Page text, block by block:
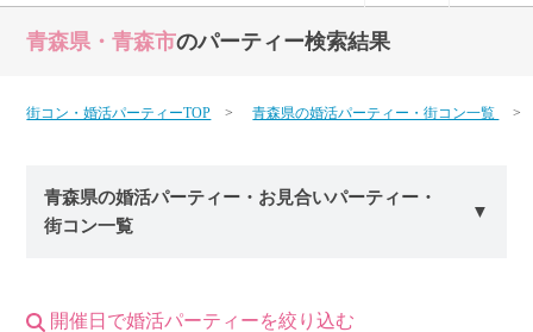
はじめての方へ
今週の婚活パーティー
よくあるご質問
青森県・青森市のパーティー検索結果
街コン・婚活パーティーTOP 青森県の婚活パーティー・街コン一覧
青森県の婚活パーティー・お見合いパーティー・
街コン一覧
開催日で婚活パーティーを絞り込む